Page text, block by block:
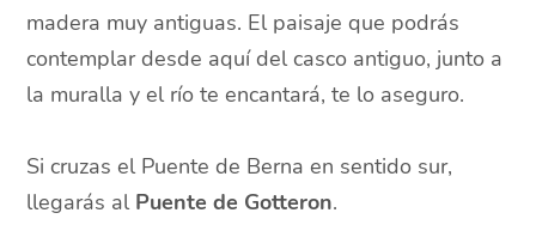
madera muy antiguas. El paisaje que podrás
contemplar desde aquí del casco antiguo, junto a
la muralla y el río te encantará, te lo aseguro.
Si cruzas el Puente de Berna en sentido sur,
llegarás alPuente de Gotteron.